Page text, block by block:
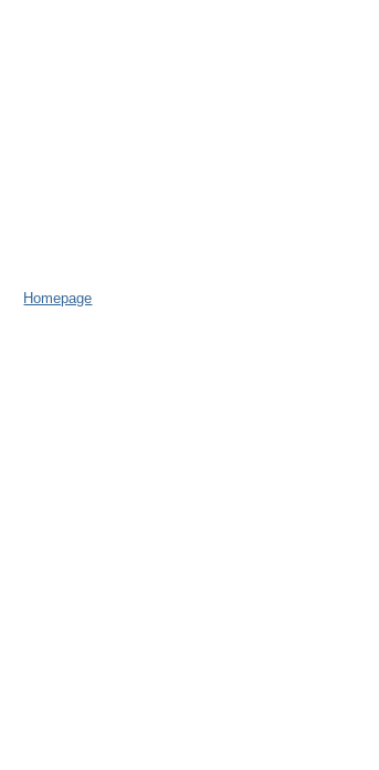
Homepage